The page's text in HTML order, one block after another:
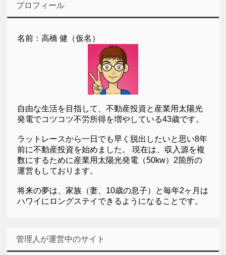
プロフィール
名前：高橋 健（仮名）
自由な生活を目指して、不動産投資と産業用太陽光
発電でコツコツ不労所得を増やしている43歳です。
ラットレースから一日でも早く脱出したいと思い8年
前に不動産投資を始めました。 現在は、収入源を複
数にするために産業用太陽光発電（50kw）2箇所の
運営もしております。
将来の夢は、家族（妻、10歳の息子）と毎年2ヶ月は
ハワイにロングステイできるようになることです。
管理人が運営中のサイト